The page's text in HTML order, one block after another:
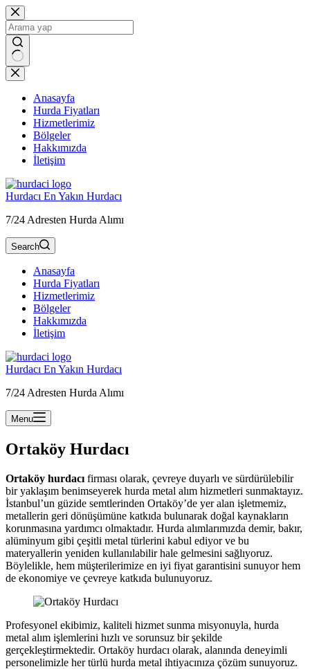
Skip
to
content
Anasayfa
Hurda Fiyatları
Hizmetlerimiz
Bölgeler
Hakkımızda
İletişim
Hurdacı En Yakın Hurdacı
7/24 Adresten Hurda Alımı
Search
Anasayfa
Hurda Fiyatları
Hizmetlerimiz
Bölgeler
Hakkımızda
İletişim
Hurdacı En Yakın Hurdacı
7/24 Adresten Hurda Alımı
Menu
Ortaköy Hurdacı
Ortaköy hurdacı firması olarak, çevreye duyarlı ve sürdürülebilir
bir yaklaşım benimseyerek hurda metal alım hizmetleri sunmaktayız.
İstanbul’un güzide semtlerinden Ortaköy’de yer alan işletmemiz,
metallerin geri dönüşümüne katkıda bulunarak doğal kaynakların
korunmasına yardımcı olmaktadır. Hurda alımlarımızda demir, bakır,
alüminyum gibi çeşitli metal türlerini kabul ediyor ve bu
materyallerin yeniden kullanılabilir hale gelmesini sağlıyoruz.
Böylelikle, hem müşterilerimize en iyi fiyat garantisini sunuyor hem
de ekonomiye ve çevreye katkıda bulunuyoruz.
Profesyonel ekibimiz, kaliteli hizmet sunma misyonuyla, hurda
metal alım işlemlerini hızlı ve sorunsuz bir şekilde
gerçekleştirmektedir. Ortaköy hurdacı olarak, alanında deneyimli
personelimizle her türlü hurda metal ihtiyacınıza çözüm sunuyoruz.